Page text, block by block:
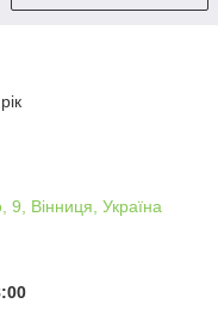
9, Вінниця, Україна